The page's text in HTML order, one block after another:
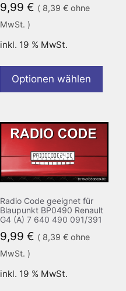
9,99 € ( 8,39 €ohne
MwSt. )
inkl. 19 % MwSt.
Optionen wählen
Radio Code geeignet für
Blaupunkt BP0490 Renault
G4 (A) 7 640 490 091/391
9,99 € ( 8,39 €ohne
MwSt. )
inkl. 19 % MwSt.